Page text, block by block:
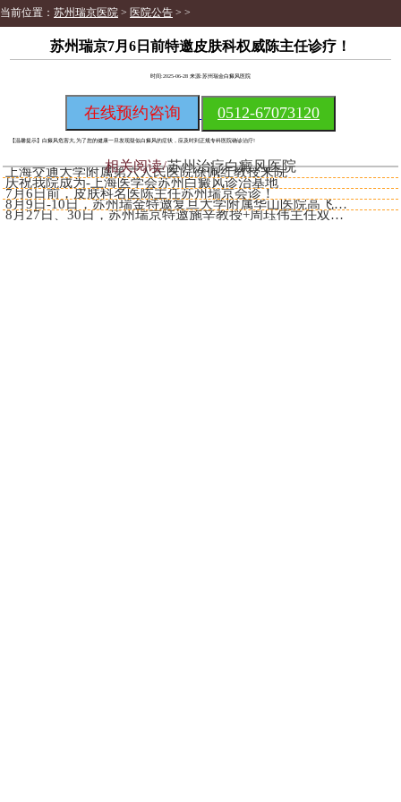
当前位置： 苏州瑞京医院 > 医院公告 > >
苏州瑞京7月6日前特邀皮肤科权威陈主任诊疗！​
时间:2025-06-28 来源:苏州瑞金白癜风医院
在线预约咨询 0512-67073120
【温馨提示】白癜风危害大,为了您的健康一旦发现疑似白癜风的症状，应及时到正规专科医院确诊治疗!
相关阅读 苏州治疗白癜风医院
上海交通大学附属第六人民医院徐佩红教授来院
庆祝我院成为-上海医学会苏州白癜风诊治基地
7月6日前，皮肤科名医陈主任苏州瑞京会诊！
​​8月9日-10日，苏州瑞金特邀复旦大学附属华山医院高飞主任
​​8月27日、30日，苏州瑞京特邀施辛教授+周珏伟主任双专家诊